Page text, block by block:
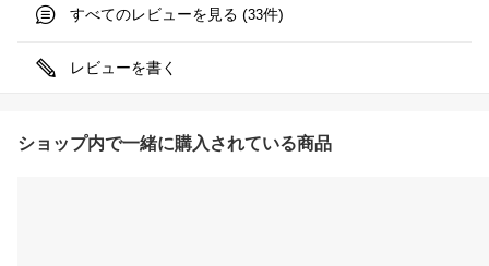
すべてのレビューを見る (33件)
レビューを書く
ショップ内で一緒に購入されている商品